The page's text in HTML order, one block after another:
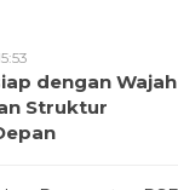
dengan Wajah
Struktur